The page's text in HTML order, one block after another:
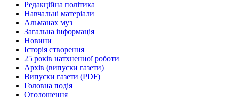
Редакційна політика
Навчальні матеріали
Альманах муз
Загальна інформація
Новини
Історія створення
25 років натхненної роботи
Архів (випуски газети)
Випуски газети (PDF)
Головна подія
Оголошення